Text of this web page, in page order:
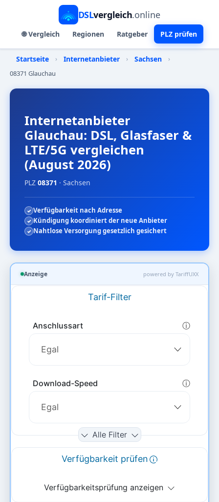
DSLvergleich.online
🌐 Vergleich Regionen Ratgeber PLZ prüfen
Startseite › Internetanbieter › Sachsen
›
08371 Glauchau
Internetanbieter
Glauchau: DSL, Glasfaser &
LTE/5G vergleichen
(August 2026)
PLZ 08371 · Sachsen
Verfügbarkeit nach Adresse
Kündigung koordiniert der neue Anbieter
Nahtlose Versorgung gesetzlich gesichert
Anzeige powered by TariffUXX